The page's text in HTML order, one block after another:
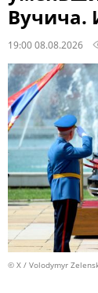
Вучича.
19:00 08.08.2026
© X / Volodymyr